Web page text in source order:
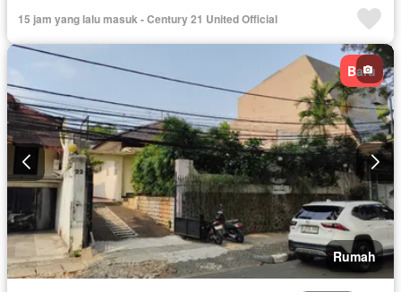
15 jam yang lalu masuk - Century 21 United Official
Baru
Rumah